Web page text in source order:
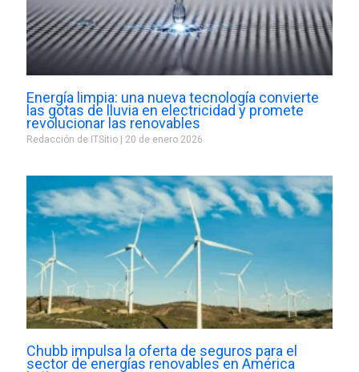
Energía limpia: una nueva tecnología convierte
las gotas de lluvia en electricidad y promete
revolucionar las renovables
Redacción de ITSitio 20 de enero 2026
Chubb impulsa la oferta de seguros para el
sector de energías renovables en América